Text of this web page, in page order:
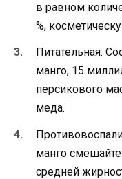
в равном
%,
Питательная.
манго, 15
персикового
меда.
манго
средней